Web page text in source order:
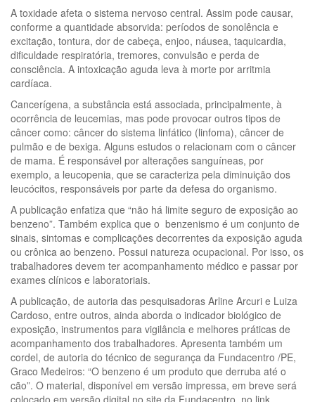
A toxidade afeta o sistema nervoso central. Assim pode causar,
conforme a quantidade absorvida: períodos de sonolência e
excitação, tontura, dor de cabeça, enjoo, náusea, taquicardia,
dificuldade respiratória, tremores, convulsão e perda de
consciência. A intoxicação aguda leva à morte por arritmia
cardíaca.
Cancerígena, a substância está associada, principalmente, à
ocorrência de leucemias, mas pode provocar outros tipos de
câncer como: câncer do sistema linfático (linfoma), câncer de
pulmão e de bexiga. Alguns estudos o relacionam com o câncer
de mama. É responsável por alterações sanguíneas, por
exemplo, a leucopenia, que se caracteriza pela diminuição dos
leucócitos, responsáveis por parte da defesa do organismo.
A publicação enfatiza que “não há limite seguro de exposição ao
benzeno”. Também explica que o benzenismo é um conjunto de
sinais, sintomas e complicações decorrentes da exposição aguda
ou crônica ao benzeno. Possui natureza ocupacional. Por isso, os
trabalhadores devem ter acompanhamento médico e passar por
exames clínicos e laboratoriais.
A publicação, de autoria das pesquisadoras Arline Arcuri e Luiza
Cardoso, entre outros, ainda aborda o indicador biológico de
exposição, instrumentos para vigilância e melhores práticas de
acompanhamento dos trabalhadores. Apresenta também um
cordel, de autoria do técnico de segurança da Fundacentro /PE,
Graco Medeiros: “O benzeno é um produto que derruba até o
cão”. O material, disponível em versão impressa, em breve será
colocado em versão digital no site da Fundacentro, no link